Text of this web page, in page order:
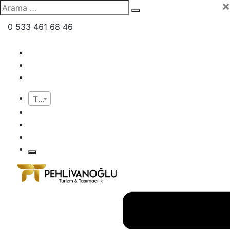
×
0 533 461 68 46
TR TR